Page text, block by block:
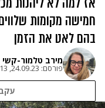
חמישה מקומות
בהם לאט את הזמן
מירב טלמור-קשי
פורסם: 24.09.23, 04:13